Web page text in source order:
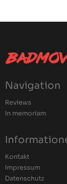
Navigation
Reviews
In memoriam
Kontakt
Impressum
Datenschutz